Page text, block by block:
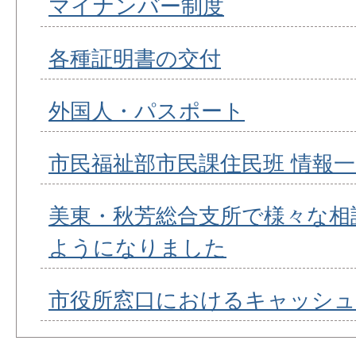
マイナンバー制度
各種証明書の交付
外国人・パスポート
市民福祉部市民課住民班 情報
美東・秋芳総合支所で様々な
ようになりました
市役所窓口におけるキャッシ